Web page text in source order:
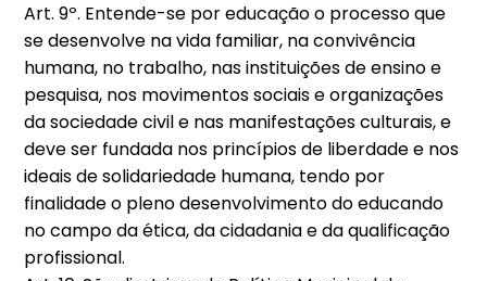
Art. 9º. Entende-se por educação o processo que
se desenvolve na vida familiar, na convivência
humana, no trabalho, nas instituições de ensino e
pesquisa, nos movimentos sociais e organizações
da sociedade civil e nas manifestações culturais, e
deve ser fundada nos princípios de liberdade e nos
ideais de solidariedade humana, tendo por
finalidade o pleno desenvolvimento do educando
no campo da ética, da cidadania e da qualificação
profissional.